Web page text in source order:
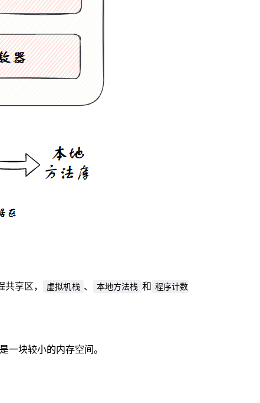
共享区， 虚拟机栈 、 本地方法栈 和 程序计数
块较小的内存空间。